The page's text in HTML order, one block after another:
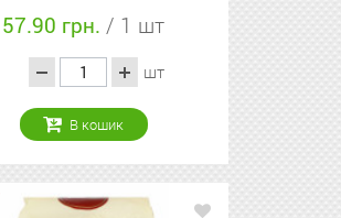
57.90 грн./ 1 шт
шт
В кошик